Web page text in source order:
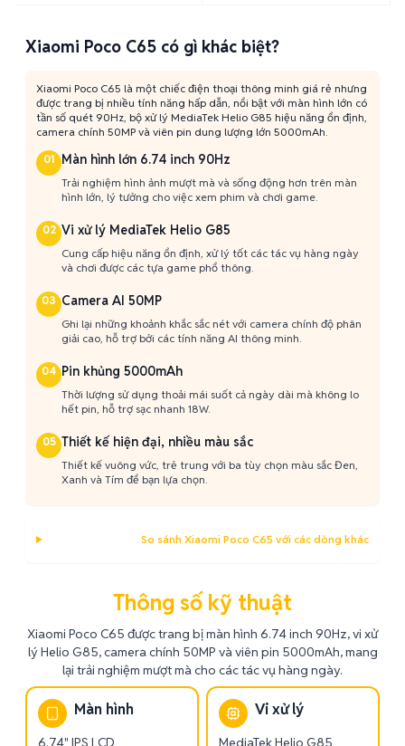
Xiaomi Poco C65 có gì khác biệt?
Xiaomi Poco C65 là một chiếc điện thoại thông minh giá rẻ nhưng
được trang bị nhiều tính năng hấp dẫn, nổi bật với màn hình lớn có
tần số quét 90Hz, bộ xử lý MediaTek Helio G85 hiệu năng ổn định,
camera chính 50MP và viên pin dung lượng lớn 5000mAh.
01 Màn hình lớn 6.74 inch 90Hz
Trải nghiệm hình ảnh mượt mà và sống động hơn trên màn
hình lớn, lý tưởng cho việc xem phim và chơi game.
02 Vi xử lý MediaTek Helio G85
Cung cấp hiệu năng ổn định, xử lý tốt các tác vụ hàng ngày
và chơi được các tựa game phổ thông.
03 Camera AI 50MP
Ghi lại những khoảnh khắc sắc nét với camera chính độ phân
giải cao, hỗ trợ bởi các tính năng AI thông minh.
04 Pin khủng 5000mAh
Thời lượng sử dụng thoải mái suốt cả ngày dài mà không lo
hết pin, hỗ trợ sạc nhanh 18W.
05 Thiết kế hiện đại, nhiều màu sắc
Thiết kế vuông vức, trẻ trung với ba tùy chọn màu sắc Đen,
Xanh và Tím để bạn lựa chọn.
So sánh Xiaomi Poco C65 với các dòng khác
Thông số kỹ thuật
Xiaomi Poco C65 được trang bị màn hình 6.74 inch 90Hz, vi xử
lý Helio G85, camera chính 50MP và viên pin 5000mAh, mang
lại trải nghiệm mượt mà cho các tác vụ hàng ngày.
Màn hình
6.74" IPS LCD
Vi xử lý
MediaTek Helio G85